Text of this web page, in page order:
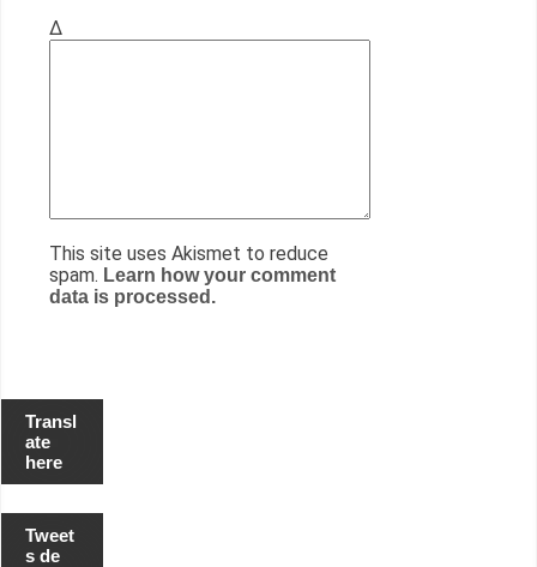
Δ
This site uses Akismet to reduce
spam. Learn how your comment
data is processed.
Transl
ate
here
Tweet
s de